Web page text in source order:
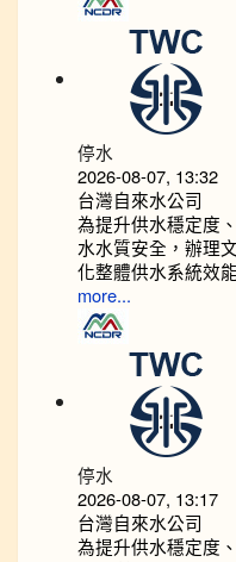
停水
2026-08-07, 13:32
台灣自來水公司
為提升供水穩定度
水水質安全，辦理
化整體供水系統效
more...
停水
2026-08-07, 13:17
台灣自來水公司
為提升供水穩定度